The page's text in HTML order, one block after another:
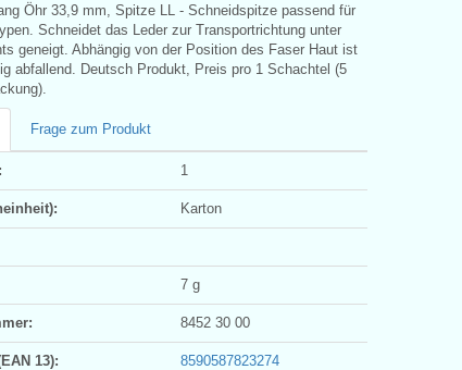
Öhr 33,9 mm, Spitze LL - Schneidspitze passend für
Schneidet das Leder zur Transportrichtung unter
geneigt. Abhängig von der Position des Faser Haut ist
abfallend. Deutsch Produkt, Preis pro 1 Schachtel (5
Frage zum Produkt
1
Karton
7 g
8452 30 00
13): 8590587823274